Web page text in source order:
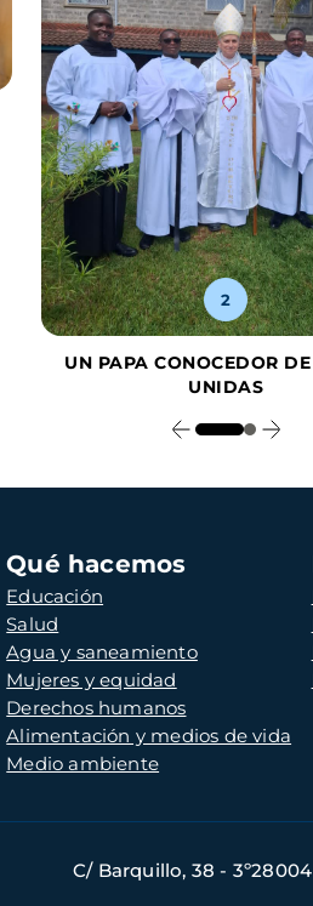
2
UN PAPA CONOCEDOR
UNIDAS
Qué hacemos
Educación
Salud
Agua y saneamiento
Mujeres y equidad
Derechos humanos
Alimentación y medios de vida
Medio ambiente
C/ Barquillo, 38 -